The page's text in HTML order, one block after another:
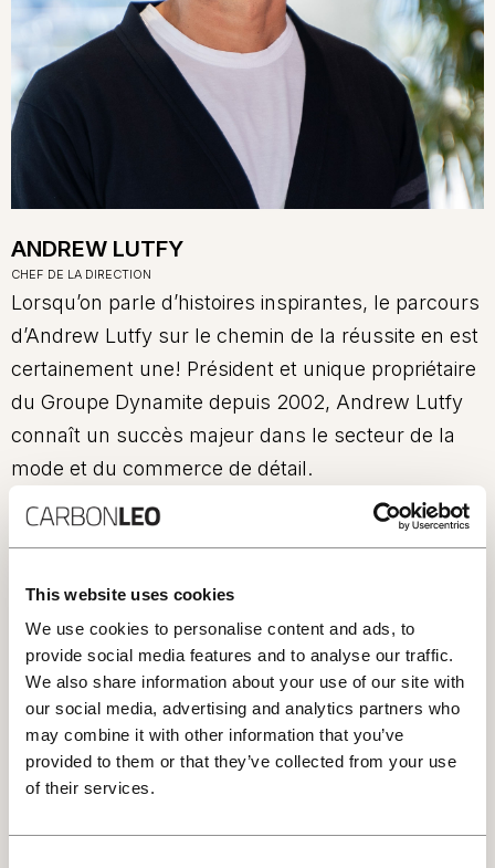
This website uses cookies
We use cookies to personalise content and ads, to
provide social media features and to analyse our traffic.
We also share information about your use of our site with
our social media, advertising and analytics partners who
may combine it with other information that you’ve
provided to them or that they’ve collected from your use
of their services.
ANDREW LUTFY
CHEF DE LA DIRECTION
Lorsqu’on parle d’histoires inspirantes, le parcours
d’Andrew Lutfy sur le chemin de la réussite en est
certainement une! Président et unique propriétaire
du Groupe Dynamite depuis 2002, Andrew Lutfy
connaît un succès majeur dans le secteur de la
mode et du commerce de détail.
À titre de président et chef de la direction de
stratégique des projets de l’entreprise, dirige la
négociation des contrats majeurs ainsi que la
gestion des actifs. M. Lutfy nourrit une vision
avant-gardiste de l’expérience et des
environnements à offrir aux consommateurs.
Son approche se reflète dans le développement